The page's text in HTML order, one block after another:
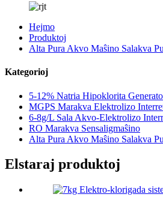
Hejmo
Produktoj
Alta Pura Akvo Maŝino Salakva
Kategorioj
5-12% Natria Hipoklorita
MGPS Marakva Elektrolizo
6-8g/L Sala Akvo-Elektrolizo
RO Marakva Sensaligmaŝino
Alta Pura Akvo Maŝino Salakva
Elstaraj produktoj